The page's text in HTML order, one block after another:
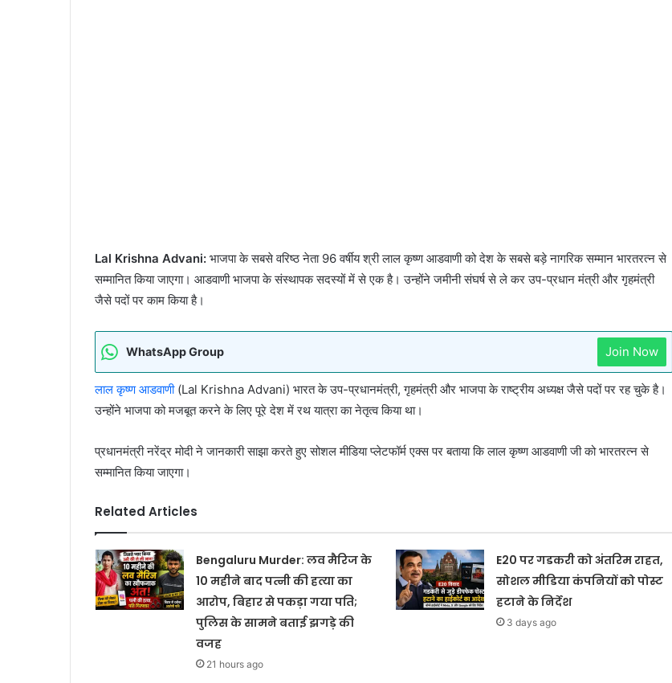
Lal Krishna Advani: भाजपा के सबसे वरिष्ठ नेता 96 वर्षीय श्री लाल कृष्ण आडवाणी को देश के सबसे बड़े नागरिक सम्मान भारतरत्न से
सम्मानित किया जाएगा। आडवाणी भाजपा के संस्थापक सदस्यों में से एक है। उन्होंने जमीनी संघर्ष से ले कर उप-प्रधान मंत्री और गृहमंत्री
जैसे पदों पर काम किया है।
WhatsApp Group Join Now
लाल कृष्ण आडवाणी(Lal Krishna Advani) भारत के उप-प्रधानमंत्री, गृहमंत्री और भाजपा के राष्ट्रीय अध्यक्ष जैसे पदों पर रह चुके है।
उन्होंने भाजपा को मजबूत करने के लिए पूरे देश में रथ यात्रा का नेतृत्व किया था।
प्रधानमंत्री नरेंद्र मोदी ने जानकारी साझा करते हुए सोशल मीडिया प्लेटफॉर्म एक्स पर बताया कि लाल कृष्ण आडवाणी जी को भारतरत्न से
सम्मानित किया जाएगा।
Related Articles
Bengaluru Murder: लव मैरिज के
10 महीने बाद पत्नी की हत्या का
आरोप, बिहार से पकड़ा गया पति;
पुलिस के सामने बताई झगड़े की
वजह
21 hours ago
E20 पर गडकरी को अंतरिम राहत,
सोशल मीडिया कंपनियों को पोस्ट
हटाने के निर्देश
3 days ago